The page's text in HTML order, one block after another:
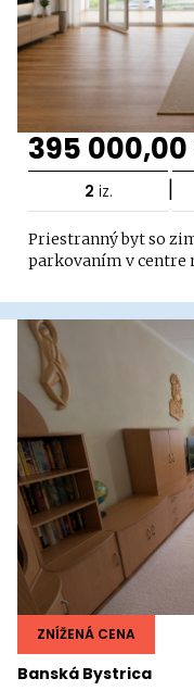
395
2 iz. |
Priestranný byt so
parkovaním v centre
Banská Bystrica
ZNÍŽENÁ CENA